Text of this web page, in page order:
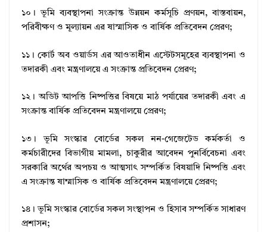
১০। ভূমি ব্যবস্থাপনা সংক্রান্ত উন্নয়ন কর্মসূচি প্রণয়ন, বাস্তবায়ন,
পরিবীক্ষণ ও মূল্যায়ন এর ষাস্মাসিক ও বার্ষিক প্রতিবেদন প্রেরণ;
১১। কোর্ট অব ওয়ার্ডস এর আওতাধীন এস্টেটসমূহের ব্যবস্থাপনা ও
তদারকী এবং মন্ত্রণালয়ে এ সংক্রান্ত প্রতিবেদন প্রেরণ;
১২। অডিট আপত্তি নিষ্পত্তির বিষয়ে মাঠ পর্যায়ের তদারকী এবং এ
সংক্রান্ত বার্ষিক প্রতিবেদন মন্ত্রণালয়ে প্রেরণ;
১৩। ভূমি সংস্কার বোর্ডের সকল নন-গেজেটেড কর্মকর্তা ও
কর্মচারীদের বিভাগীয় মামলা, চাকুরীর আবেদন পুনর্বিবেচনা এবং
সরকারি অর্থের অপচয় ও আত্মসাৎ সম্পর্কিত বিষয়াদি নিষ্পত্তি এবং
এ সংক্রান্ত ষাম্মাসিক ও বার্ষিক প্রতিবেদন মন্ত্রণালয়ে প্রেরণ;
১৪। ভূমি সংস্কার বোর্ডের সকল সংস্থাপন ও হিসাব সম্পর্কিত সাধারণ
প্রশাসন;